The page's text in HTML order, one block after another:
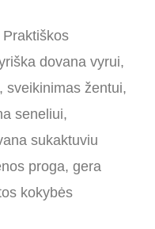
dovana vyrui,
sveikinimas žentui,
seneliui,
sukaktuviu
proga, gera
kokybės